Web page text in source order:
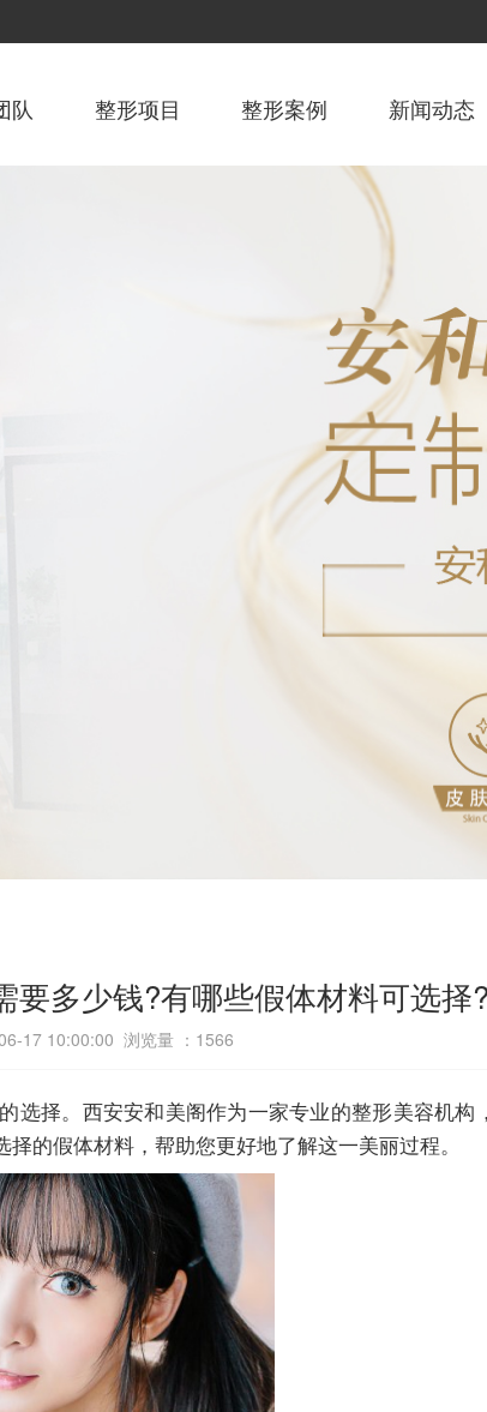
队 整形项目 整形案例 新闻动态
要多少钱?有哪些假体材料可选择?
17 10:00:00 浏览量 ： 1566
选择。西安安和美阁作为一家专业的整形美容机构
的假体材料，帮助您更好地了解这一美丽过程。